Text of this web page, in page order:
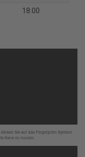
18:00
Sie auf das Fingerprint Symbol
Karte zu nutzen.